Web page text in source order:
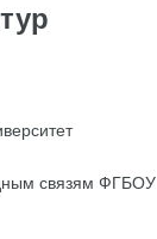
связям ФГБОУ